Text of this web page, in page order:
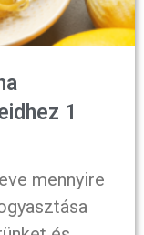
1
mennyire